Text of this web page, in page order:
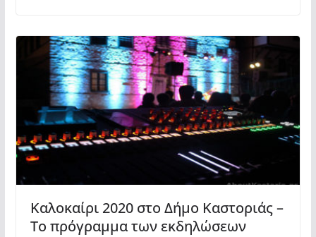
Καλοκαίρι 2020 στο Δήμο Καστοριάς –
Το πρόγραμμα των εκδηλώσεων